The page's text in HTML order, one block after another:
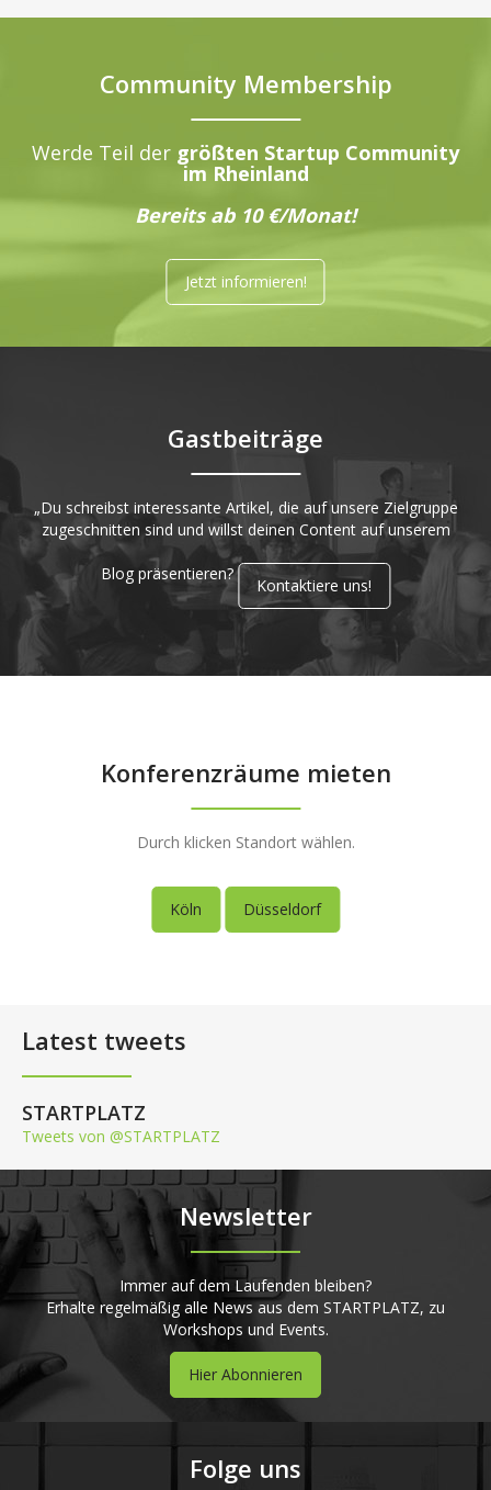
Community Membership
Werde Teil der größten Startup Community
im Rheinland
Bereits ab 10 €/Monat!
Jetzt informieren!
Gastbeiträge
„Du schreibst interessante Artikel, die auf unsere Zielgruppe
zugeschnitten sind und willst deinen Content auf unserem
Blog präsentieren?
Kontaktiere uns!
Konferenzräume mieten
Durch klicken Standort wählen.
Köln Düsseldorf
Latest tweets
STARTPLATZ
Tweets von @STARTPLATZ
Newsletter
Immer auf dem Laufenden bleiben?
Erhalte regelmäßig alle News aus dem STARTPLATZ, zu
Workshops und Events.
Hier Abonnieren
Folge uns